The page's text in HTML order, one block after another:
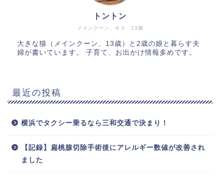
メインクーン、オス、13歳
トントン
大きな猫（メインクーン、13歳）と2歳の娘と暮らす夫
婦が書いています。 子育て、お出かけ情報多めです。
最近の投稿
横浜でタクシー乗るなら三和交通で決まり！
【記録】扁桃腺切除手術後にアレルギー数値が改善され
ました